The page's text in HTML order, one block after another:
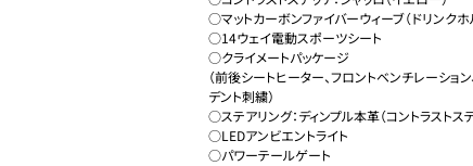
○マットカーボンファイバーウィーブ（ドリンクホ
○14ウェイ電動スポーツシート
○クライメートパッケージ
（前後シートヒーター、フロントベンチレーショ
デント刺繍）
○ステアリング：ディンプル本革（コントラストス
○LEDアンビエントライト
○パワーテールゲート